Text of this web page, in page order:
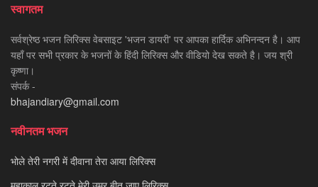
स्वागतम
सर्वश्रेष्ठ भजन लिरिक्स वेबसाइट 'भजन डायरी' पर आपका हार्दिक अभिनन्दन है। आप
यहाँ पर सभी प्रकार के भजनों के हिंदी लिरिक्स और वीडियो देख सकते है। जय श्री
कृष्णा।
संपर्क -
bhajandiary@gmail.com
नवीनतम भजन
भोले तेरी नगरी में दीवाना तेरा आया लिरिक्स